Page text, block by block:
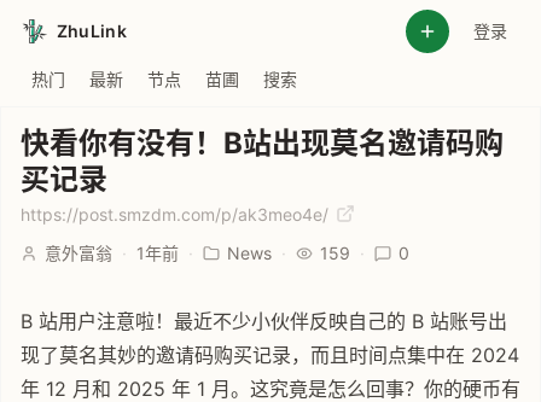
ZhuLink 登录
热门 最新 节点 苗圃 搜索
快看你有没有！B站出现莫名邀请码购
买记录
https://post.smzdm.com/p/ak3meo4e/
意外富翁 · 1年前 · News · 159 · 0
B 站用户注意啦！最近不少小伙伴反映自己的 B 站账号出
现了莫名其妙的邀请码购买记录，而且时间点集中在 2024
年 12 月和 2025 年 1 月。这究竟是怎么回事？你的硬币有